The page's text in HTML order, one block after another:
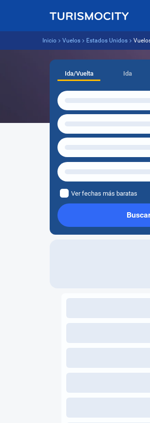
Inicio Vuelos Estados Unidos
Ida/Vuelta Ida
Ver fechas más baratas